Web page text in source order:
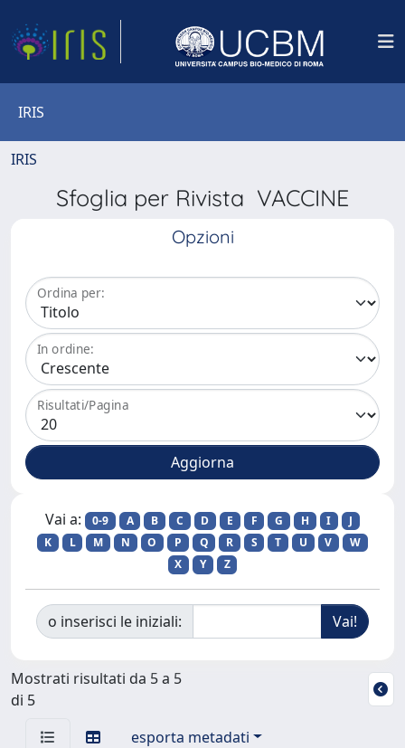
IRIS
IRIS
Sfoglia per Rivista VACCINE
Opzioni
Ordina per:
In ordine:
Risultati/Pagina
Vai a: 0-9 A B C D E F G H I
J
K
L M N O P Q R S T U V
W
X
Y Z
o inserisci le iniziali:
Mostrati risultati da 5 a 5
di 5
esporta metadati